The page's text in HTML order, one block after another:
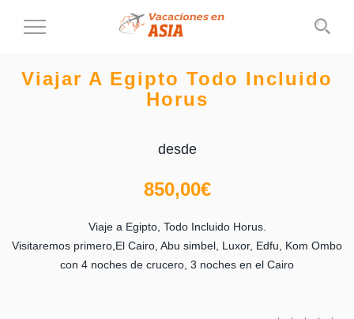
Cambiar
de
Viajar A Egipto Todo Incluido
Horus
desde
850,00€
Viaje a Egipto, Todo Incluido Horus.
Visitaremos primero,El Cairo, Abu simbel, Luxor, Edfu, Kom Ombo
con 4 noches de crucero, 3 noches en el Cairo